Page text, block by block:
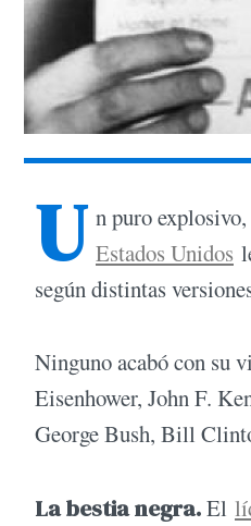
U n puro
Estados Unidos
según distintas
Ninguno acabó con su
Eisenhower, John F.
George Bush, Bill
La bestia negra.El